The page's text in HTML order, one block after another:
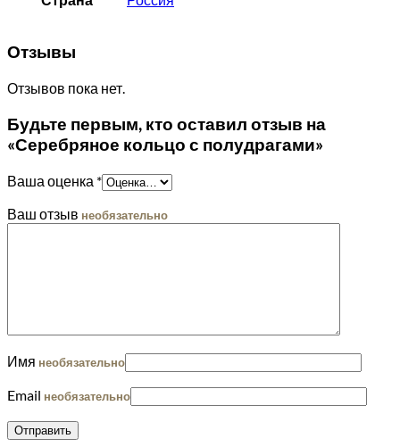
Отзывы
Отзывов пока нет.
Будьте первым, кто оставил отзыв на
«Серебряное кольцо с полудрагами»
Ваша оценка *
Ваш отзыв необязательно
Имя необязательно
Email необязательно